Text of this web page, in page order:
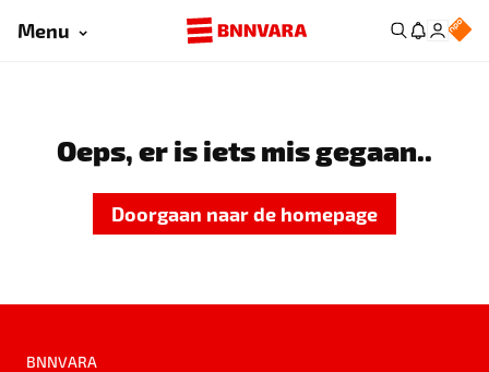
Menu
Oeps, er is iets mis gegaan..
Doorgaan naar de homepage
BNNVARA